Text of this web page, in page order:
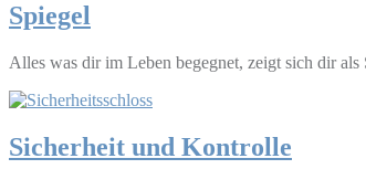
Spiegel
Alles was dir im Leben begegnet, zeigt sich dir
Sicherheit und Kontrolle